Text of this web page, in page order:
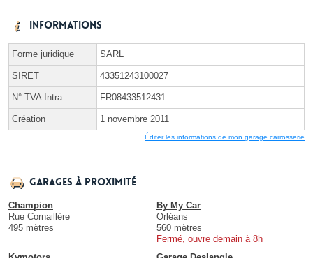
Informations
Forme juridique SARL
SIRET 43351243100027
N° TVA Intra. FR08433512431
Création 1 novembre 2011
Éditer les informations de mon garage carrosserie
Garages à proximité
Champion
Rue Cornaillère
495 mètres
By My Car
Orléans
560 mètres
Fermé, ouvre demain à 8h